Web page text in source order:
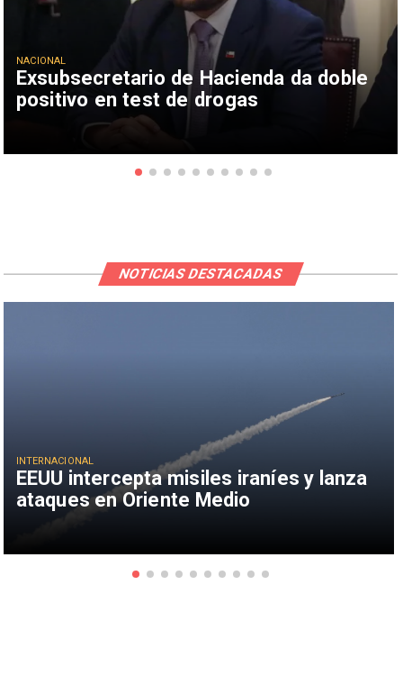
Exsubsecretario de Hacienda da doble
positivo en test de drogas
NACIONAL
EEUU intercepta misiles iraníes y lanza
ataques en Oriente Medio
INTERNACIONAL
NOTICIAS DESTACADAS